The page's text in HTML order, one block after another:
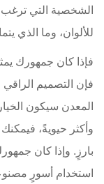
الشخصية التي
للألوان، وما الذي
فإذا كان جمهورك
فإن التصميم
المعدن سيكون
وأكثر حيويةً،
بارزٍ. وإذا كان
استخدام أسورٍ